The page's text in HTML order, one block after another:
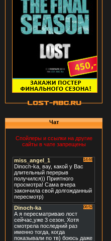
Чат
Спойлеры и ссылки на другие
сайты в чате запрещены